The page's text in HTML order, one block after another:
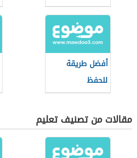
أفضل طريقة
للحفظ
مقالات من تصنيف تعليم